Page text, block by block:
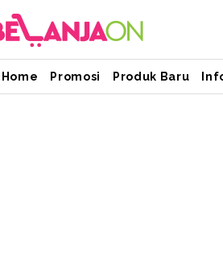
Home Promosi Produk Baru